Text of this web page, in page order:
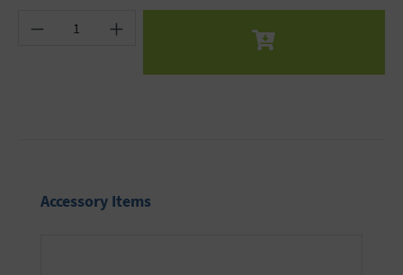
Produkt Anzahl: Gib den gewünschten Wert
Produktgalerie überspringen
Accessory Items